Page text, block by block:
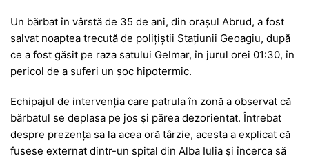
c
e
b
o
o
k
at
s
A
p
p
s
s
e
n
g
er
itt
er
el
e
gr
a
m
e
s
s
a
g
e
ta
je
z
ă
Un bărbat în vârstă de 35 de ani, din orașul Abrud, a fost
salvat noaptea trecută de polițiștii Stațiunii Geoagiu, după
ce a fost găsit pe raza satului Gelmar, în jurul orei 01:30, în
pericol de a suferi un șoc hipotermic.
Echipajul de intervenția care patrula în zonă a observat că
bărbatul se deplasa pe jos și părea dezorientat. Întrebat
despre prezența sa la acea oră târzie, acesta a explicat că
fusese externat dintr-un spital din Alba Iulia și încerca să